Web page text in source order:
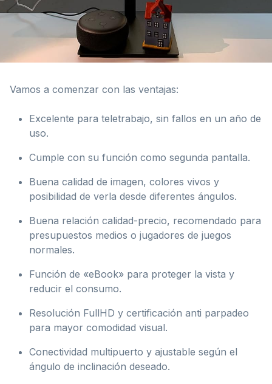
Vamos a comenzar con las ventajas:
Excelente para teletrabajo, sin fallos en un año de
uso.
Cumple con su función como segunda pantalla.
Buena calidad de imagen, colores vivos y
posibilidad de verla desde diferentes ángulos.
Buena relación calidad-precio, recomendado para
presupuestos medios o jugadores de juegos
normales.
Función de «eBook» para proteger la vista y
reducir el consumo.
Resolución FullHD y certificación anti parpadeo
para mayor comodidad visual.
Conectividad multipuerto y ajustable según el
ángulo de inclinación deseado.